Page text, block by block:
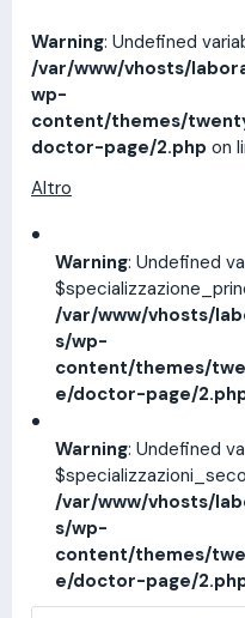
Warning: Undefined
/var/www/vhosts/
wp-
content/themes/
doctor-page/2.php on
Altro
Warning: Undefined
/var/www/vhosts/
s/wp-
content/themes/
e/doctor-page/
Warning: Undefined
/var/www/vhosts/
s/wp-
content/themes/
e/doctor-page/